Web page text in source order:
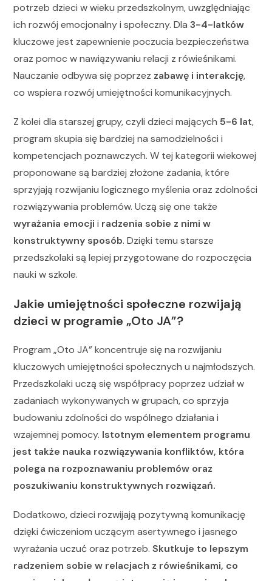
potrzeb dzieci w wieku przedszkolnym, uwzględniając
ich rozwój emocjonalny i społeczny. Dla3-4-latków
kluczowe jest zapewnienie poczucia bezpieczeństwa
oraz pomoc w nawiązywaniu relacji z rówieśnikami.
Nauczanie odbywa się poprzez zabawę i interakcję,
co wspiera rozwój umiejętności komunikacyjnych.
Z kolei dla starszej grupy, czyli dzieci mających 5-6 lat,
program skupia się bardziej na samodzielności i
kompetencjach poznawczych. W tej kategorii wiekowej
proponowane są bardziej złożone zadania, które
sprzyjają rozwijaniu logicznego myślenia oraz zdolności
rozwiązywania problemów. Uczą się one także
wyrażania emocji i radzenia sobie z nimi w
konstruktywny sposób. Dzięki temu starsze
przedszkolaki są lepiej przygotowane do rozpoczęcia
nauki w szkole.
Jakie umiejętności społeczne rozwijają
dzieci w programie „Oto JA”?
Program „Oto JA” koncentruje się na rozwijaniu
kluczowych umiejętności społecznych u najmłodszych.
Przedszkolaki uczą się współpracy poprzez udział w
zadaniach wykonywanych w grupach, co sprzyja
budowaniu zdolności do wspólnego działania i
wzajemnej pomocy. Istotnym elementem programu
jest także nauka rozwiązywania konfliktów, która
polega na rozpoznawaniu problemów oraz
poszukiwaniu konstruktywnych rozwiązań.
Dodatkowo, dzieci rozwijają pozytywną komunikację
dzięki ćwiczeniom uczącym asertywnego i jasnego
wyrażania uczuć oraz potrzeb.Skutkuje to lepszym
radzeniem sobie w relacjach z rówieśnikami, co